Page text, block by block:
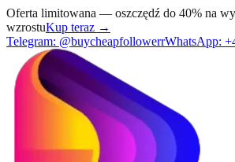
Oferta limitowana — oszczędź do 40% na
wzrostuKup teraz →
Telegram: @buycheapfollowerrWhatsApp: